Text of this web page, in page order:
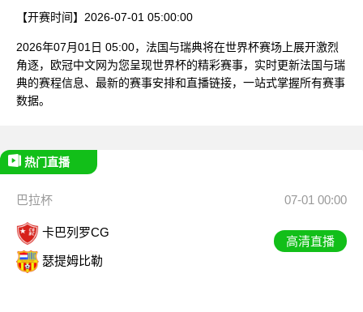
【开赛时间】 2026-07-01 05:00:00
2026年07月01日 05:00，法国与瑞典将在世界杯赛场上展开激烈
角逐，欧冠中文网为您呈现世界杯的精彩赛事，实时更新法国与瑞
典的赛程信息、最新的赛事安排和直播链接，一站式掌握所有赛事
数据。
热门直播
巴拉杯 07-01 00:00
卡巴列罗CG
瑟提姆比勒
高清直播